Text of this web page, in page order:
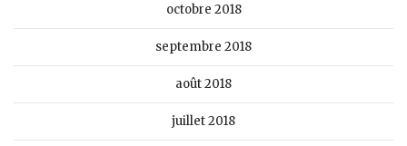
octobre 2018
septembre 2018
août 2018
juillet 2018